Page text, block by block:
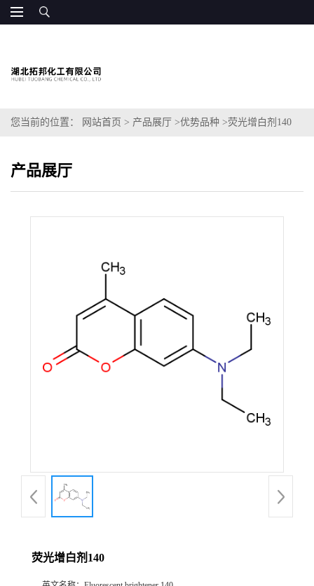
您当前的位置： 网站首页 > 产品展厅 >优势品种 >荧光增白剂140
产品展厅
荧光增白剂140